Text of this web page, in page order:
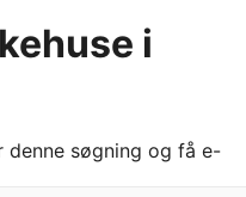
i
denne søgning og få e-